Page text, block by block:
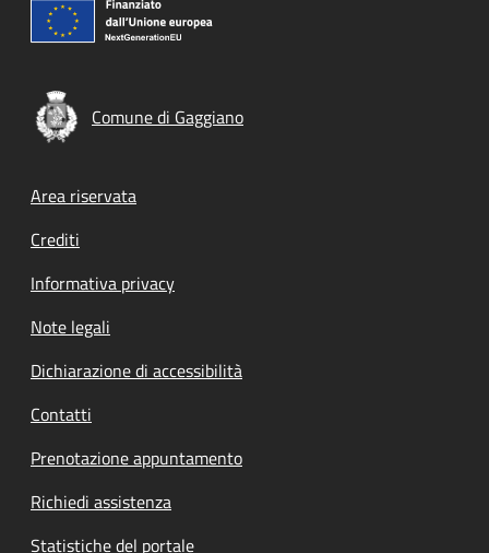
Comune di Gaggiano
Footer menu
Area riservata
Crediti
Informativa privacy
Note legali
Dichiarazione di accessibilità
Contatti
Prenotazione appuntamento
Richiedi assistenza
Statistiche del portale